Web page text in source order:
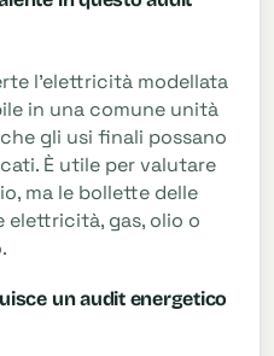
l'elettricità modellata
in una comune unità
gli usi finali possano
È utile per valutare
ma le bollette delle
elettricità, gas, olio o
un audit energetico